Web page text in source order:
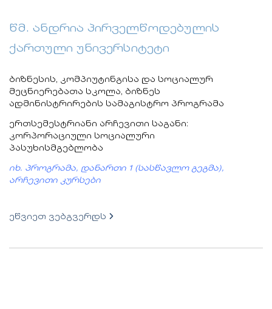
წმ. ანდრია პირველწოდებულის
ქართული უნივერსიტეტი
ბიზნესის, კომპიუტინგისა და სოციალურ
მეცნიერებათა სკოლა, ბიზნეს
ადმინისტრირების სამაგისტრო პროგრამა
ერთსემესტრიანი არჩევითი საგანი:
კორპორაციული სოციალური
პასუხისმგებლობა
იხ. პროგრამა, დანართი 1 (სასწავლო გეგმა),
არჩევითი კურსები
ეწვიეთ ვებგვერდს